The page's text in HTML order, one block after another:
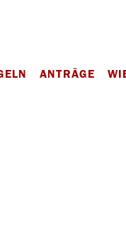
ANTRÄGE